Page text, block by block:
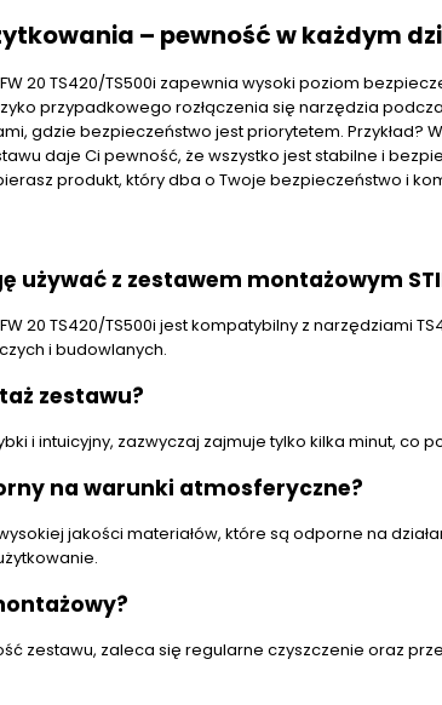
– pewność w każdym
20 TS420/TS500i zapewnia wysoki poziom
przypadkowego rozłączenia się narzędzia
gdzie bezpieczeństwo jest priorytetem. Przykład?
daje Ci pewność, że wszystko jest stabilne i
produkt, który dba o Twoje bezpieczeństwo i
używać z zestawem montażowym
20 TS420/TS500i jest kompatybilny z narzędziami
i budowlanych.
zestawu?
i intuicyjny, zazwyczaj zajmuje tylko kilka minut,
na warunki atmosferyczne?
jakości materiałów, które są odporne na
zestawu, zaleca się regularne czyszczenie oraz